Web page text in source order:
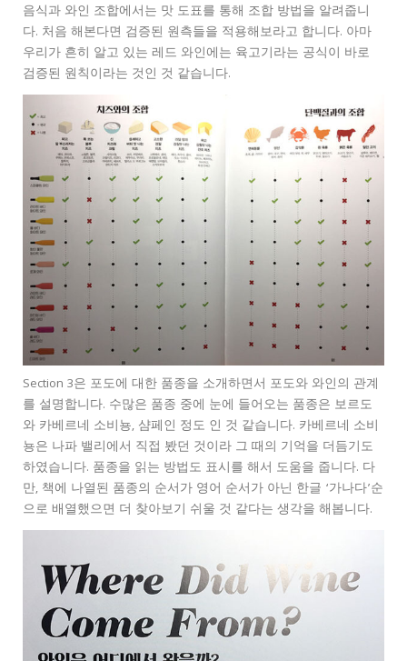
음식과 와인 조합에서는 맛 도표를 통해 조합 방법을 알려줍니
다. 처음 해본다면 검증된 원측들을 적용해보라고 합니다. 아마
우리가 흔히 알고 있는 레드 와인에는 육고기라는 공식이 바로
검증된 원칙이라는 것인 것 같습니다.
Section 3은 포도에 대한 품종을 소개하면서 포도와 와인의 관계
를 설명합니다. 수많은 품종 중에 눈에 들어오는 품종은 보르도
와 카베르네 소비뇽, 샴페인 정도 인 것 같습니다. 카베르네 소비
뇽은 나파 밸리에서 직접 봤던 것이라 그 때의 기억을 더듬기도
하였습니다. 품종을 읽는 방법도 표시를 해서 도움을 줍니다. 다
만, 책에 나열된 품종의 순서가 영어 순서가 아닌 한글 ‘가나다’순
으로 배열했으면 더 찾아보기 쉬울 것 같다는 생각을 해봅니다.